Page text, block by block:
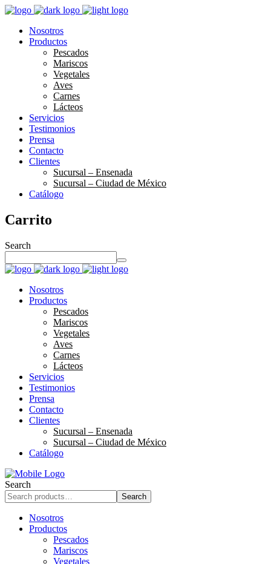
Nosotros
Productos
Pescados
Mariscos
Vegetales
Aves
Carnes
Lácteos
Servicios
Testimonios
Prensa
Contacto
Clientes
Sucursal – Ensenada
Sucursal – Ciudad de México
Catálogo
Carrito
Search
Nosotros
Productos
Pescados
Mariscos
Vegetales
Aves
Carnes
Lácteos
Servicios
Testimonios
Prensa
Contacto
Clientes
Sucursal – Ensenada
Sucursal – Ciudad de México
Catálogo
Search
Search
Nosotros
Productos
Pescados
Mariscos
Vegetales